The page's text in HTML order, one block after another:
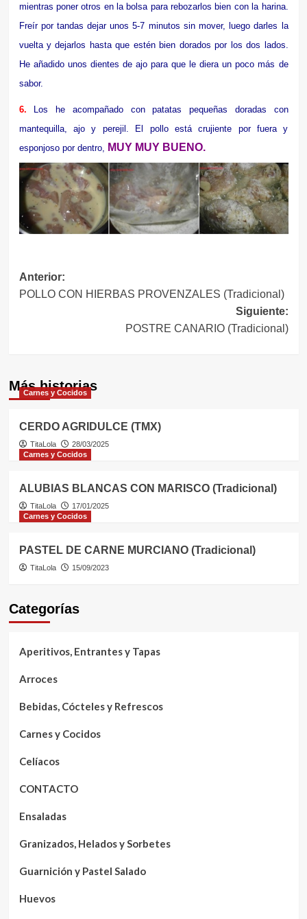
mientras poner otros en la bolsa para rebozarlos bien con la harina.
Freír por tandas dejar unos 5-7 minutos sin mover, luego darles la
vuelta y dejarlos hasta que estén bien dorados por los dos lados.
He añadido unos dientes de ajo para que le diera un poco más de
sabor.
6. Los he acompañado con patatas pequeñas doradas con
mantequilla, ajo y perejil. El pollo está crujiente por fuera y
esponjoso por dentro,
MUY MUY BUENO.
Navegación
de
Anterior:
POLLO CON HIERBAS PROVENZALES (Tradicional)
Siguiente:
POSTRE CANARIO (Tradicional)
Más historias
Carnes y Cocidos
CERDO AGRIDULCE (TMX)
TitaLola
28/03/2025
Carnes y Cocidos
ALUBIAS BLANCAS CON MARISCO (Tradicional)
TitaLola
17/01/2025
Carnes y Cocidos
PASTEL DE CARNE MURCIANO (Tradicional)
TitaLola 15/09/2023
Categorías
Aperitivos, Entrantes y Tapas
Arroces
Bebidas, Cócteles y Refrescos
Carnes y Cocidos
Celíacos
CONTACTO
Ensaladas
Granizados, Helados y Sorbetes
Guarnición y Pastel Salado
Huevos